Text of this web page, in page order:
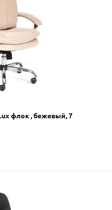
флок , бежевый, 7